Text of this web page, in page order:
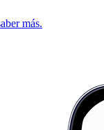
más.